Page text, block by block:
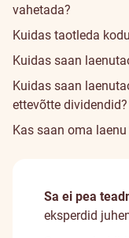
vahetada?
Kuidas taotleda
Kuidas saan
Kuidas saan
ettevõtte dividendid?
Kas saan oma
Sa ei pea
eksperdid